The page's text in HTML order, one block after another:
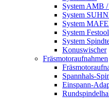
System AMB
System
System
System
System
Konuswischer
Fräsmotoraufnahmen
Spannhals-
Einspann-